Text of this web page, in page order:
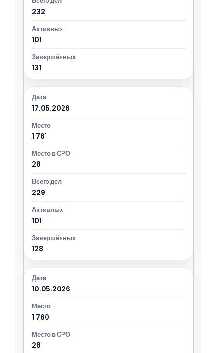
232
101
131
17.05.2026
1 761
28
229
101
128
10.05.2026
1 760
28